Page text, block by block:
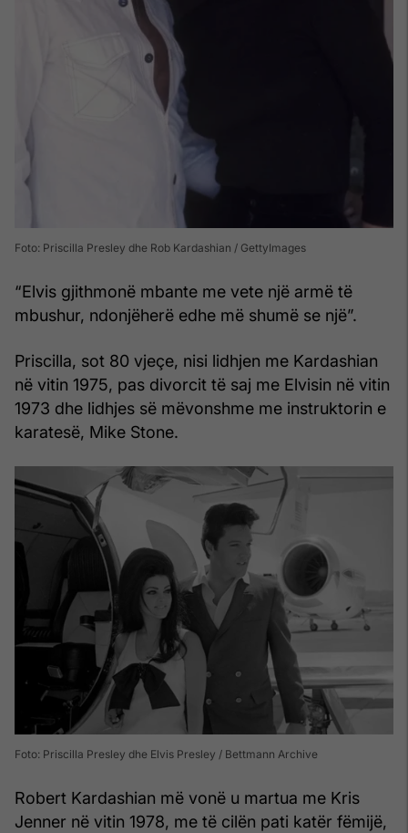
Foto: Priscilla Presley dhe Rob Kardashian / GettyImages
“Elvis gjithmonë mbante me vete një armë të
mbushur, ndonjëherë edhe më shumë se një”.
Priscilla, sot 80 vjeçe, nisi lidhjen me Kardashian
në vitin 1975, pas divorcit të saj me Elvisin në vitin
1973 dhe lidhjes së mëvonshme me instruktorin e
karatesë, Mike Stone.
Foto: Priscilla Presley dhe Elvis Presley / Bettmann Archive
Robert Kardashian më vonë u martua me Kris
Jenner në vitin 1978, me të cilën pati katër fëmijë,